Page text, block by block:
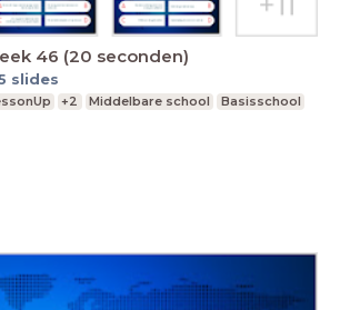
46 (20 seconden)
slides
+2 Middelbare school
Basisschool